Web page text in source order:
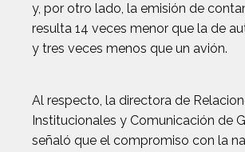
y, por otro lado, la emisión de
resulta 14 veces menor que la de
y tres veces menos que un avión.
Al respecto, la directora de
Institucionales y Comunicación de
señaló que el compromiso con la